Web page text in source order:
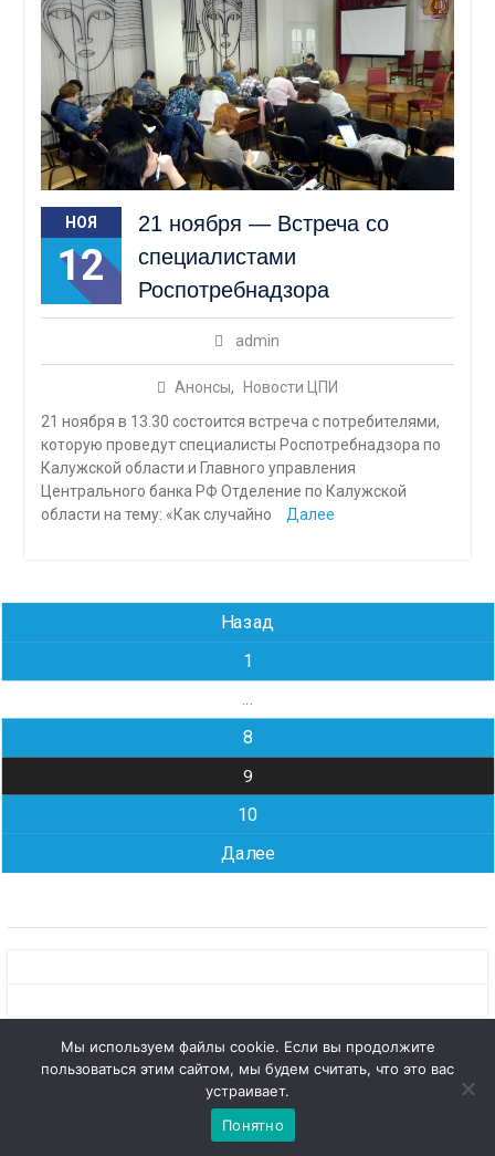
НОЯ
12
21 ноября — Встреча со
специалистами
Роспотребнадзора
admin
Анонсы,
Новости ЦПИ
21 ноября в 13.30 состоится встреча с потребителями,
которую проведут специалисты Роспотребнадзора по
Калужской области и Главного управления
Центрального банка РФ Отделение по Калужской
области на тему: «Как случайно
Далее
Навигация
записям
Назад
1
…
8
9
10
Далее
Copyright © Все права защищены.
КОНБ им. В.Г. Белинского
Мы используем файлы cookie. Если вы продолжите
пользоваться этим сайтом, мы будем считать, что это вас
устраивает.
Понятно
1
Чат с
администратором